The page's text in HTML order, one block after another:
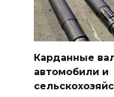
Карданные
автомобили и